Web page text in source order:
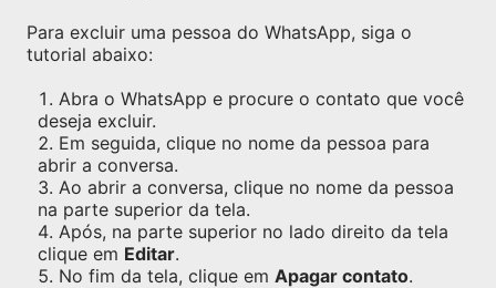
Para excluir uma pessoa do WhatsApp, siga o
tutorial abaixo:
Abra o WhatsApp e procure o contato que você
deseja excluir.
Em seguida, clique no nome da pessoa para
abrir a conversa.
Ao abrir a conversa, clique no nome da pessoa
na parte superior da tela.
Após, na parte superior no lado direito da tela
clique em Editar.
No fim da tela, clique em Apagar contato.